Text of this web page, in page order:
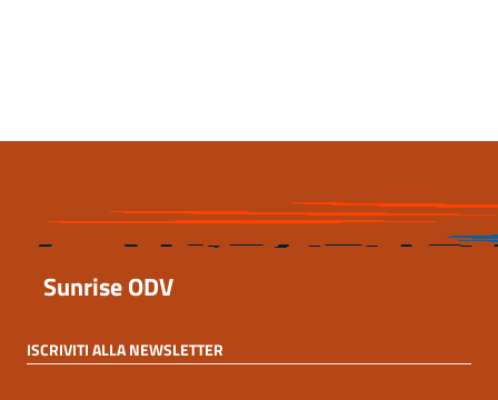
Sunrise ODV
ISCRIVITI ALLA NEWSLETTER